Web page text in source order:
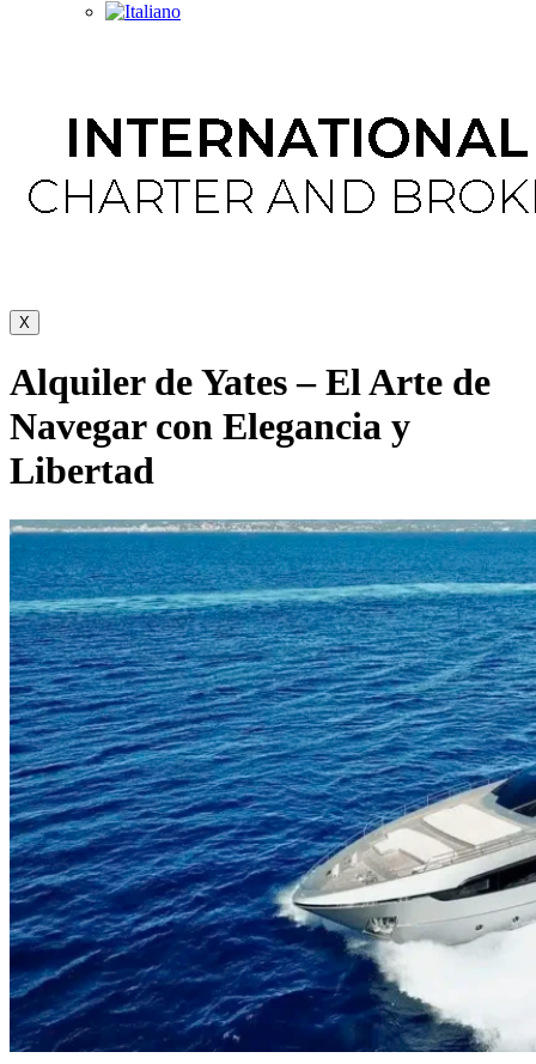
X
Alquiler de Yates – El Arte de
Navegar con Elegancia y
Libertad